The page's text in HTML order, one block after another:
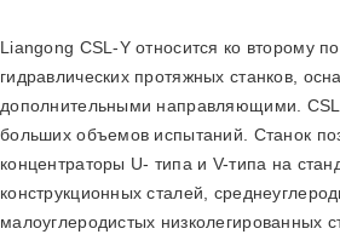
Liangong CSL-Y относится ко второму
гидравлических протяжных станков,
дополнительными направляющими.
больших объемов испытаний. Станок
концентраторы U- типа и V-типа на
конструкционных сталей,
малоуглеродистых низколегированных